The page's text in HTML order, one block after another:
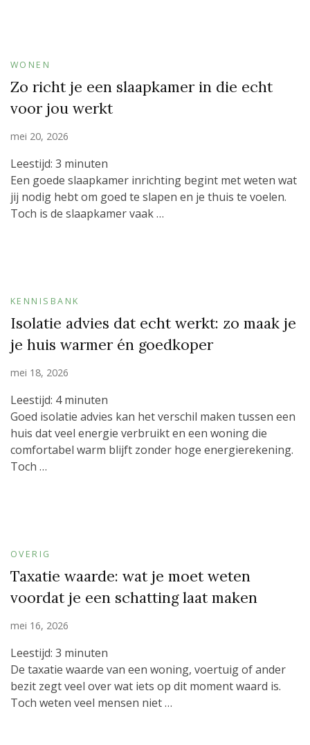
WONEN
Zo richt je een slaapkamer in die echt
voor jou werkt
mei 20, 2026
Leestijd: 3 minuten
Een goede slaapkamer inrichting begint met weten wat
jij nodig hebt om goed te slapen en je thuis te voelen.
Toch is de slaapkamer vaak …
KENNISBANK
Isolatie advies dat echt werkt: zo maak je
je huis warmer én goedkoper
mei 18, 2026
Leestijd: 4 minuten
Goed isolatie advies kan het verschil maken tussen een
huis dat veel energie verbruikt en een woning die
comfortabel warm blijft zonder hoge energierekening.
Toch …
OVERIG
Taxatie waarde: wat je moet weten
voordat je een schatting laat maken
mei 16, 2026
Leestijd: 3 minuten
De taxatie waarde van een woning, voertuig of ander
bezit zegt veel over wat iets op dit moment waard is.
Toch weten veel mensen niet …